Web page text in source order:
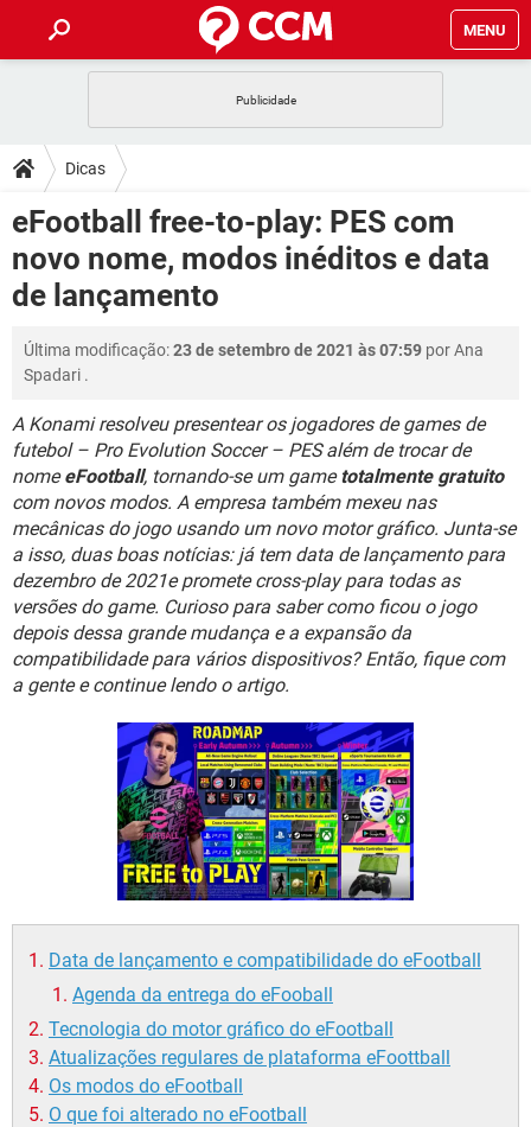
MENU
CELULAR
OUTLOOK EXCEL
INSTAGRAM GMAIL
GUIA DE COMPRAS
DICAS
JOGOS
CELULAR FACEBOOK
INSTAGRAM
GUIA DE COMPRAS
DOWNLOADS
JOGOS WHATSAPP
CELULAR
OUTLOOK
INSTAGRAM
GUIA DE COMPRAS
FÓRUM
CELULAR FACEBOOK
GMAIL
GUIA DE COMPRAS
JOGOS
CELULAR FACEBOOK
OUTLOOK EXCEL
INSTAGRAM GMAIL
GUIA DE COMPRAS
Dicas
eFootball free-to-play: PES com
novo nome, modos inéditos e data
de lançamento
Última modificação:23 de setembro de 2021 às 07:59 porAna
Spadari .
A Konami resolveu presentear os jogadores de games de
futebol – Pro Evolution Soccer – PES além de trocar de
nomeeFootball, tornando-se um gametotalmente gratuito
com novos modos. A empresa também mexeu nas
mecânicas do jogo usando um novo motor gráfico. Junta-se
a isso, duas boas notícias: já tem data de lançamento para
dezembro de 2021e promete cross-play para todas as
versões do game. Curioso para saber como ficou o jogo
depois dessa grande mudança e a expansão da
compatibilidade para vários dispositivos? Então, fique com
a gente e continue lendo o artigo.
Data de lançamento e compatibilidade do eFootball
Agenda da entrega do eFooball
Tecnologia do motor gráfico do eFootball
Atualizações regulares de plataforma eFoottball
Os modos do eFootball
O que foi alterado no eFootball